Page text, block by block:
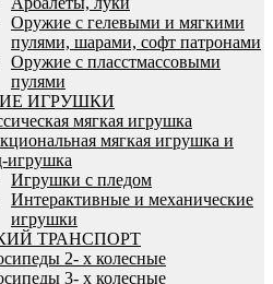
Оружие с гелевыми и мягкими
пулями, шарами, софт патронами
Оружие с пласстмассовыми
пулями
ИГРУШКИ
мягкая игрушка
мягкая игрушка и
игрушка
Игрушки с пледом
Интерактивные и механические
игрушки
ТРАНСПОРТ
2- х колесные
3- х колесные